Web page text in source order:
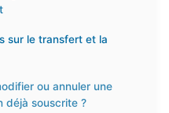
sur le transfert et la
ou annuler une
déjà souscrite ?